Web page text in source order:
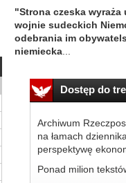
"Strona czeska
wojnie sudeckich
odebrania im
niemiecka
Dostęp do
Archiwum
na łamach
perspektywę
Ponad milion